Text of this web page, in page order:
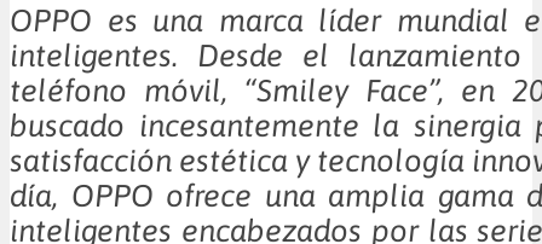
OPPO es una marca líder mundial
inteligentes. Desde el
teléfono móvil, “Smiley Face”, en
buscado incesantemente la sinergia
satisfacción estética y tecnología
día, OPPO ofrece una amplia gama
inteligentes encabezados por las